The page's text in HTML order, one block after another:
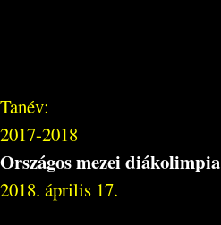
Tanév:
2017-2018
Országos mezei diákolimpia
2018. április 17.